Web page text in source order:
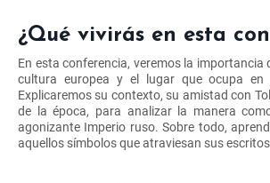
¿Qué vivirás en esta
En esta conferencia, veremos la importancia
cultura europea y el lugar que ocupa en
Explicaremos su contexto, su amistad con
de la época, para analizar la manera
agonizante Imperio ruso. Sobre todo,
aquellos símbolos que atraviesan sus